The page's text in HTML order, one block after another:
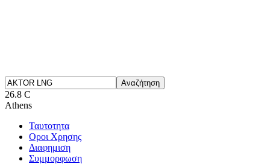
26.8 C
Athens
Ταυτοτητα
Οροι Χρησης
Διαφημιση
Συμμορφωση